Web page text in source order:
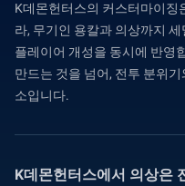
K데몬헌터스의 커스터마이징
라, 무기인 용칼과 의상까지
플레이어 개성을 동시에 반영
만드는 것을 넘어, 전투 분위
소입니다.
K데몬헌터스에서 의상은